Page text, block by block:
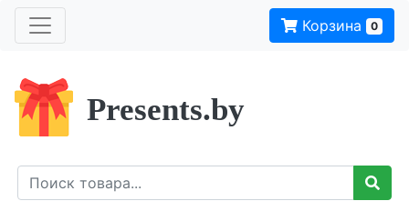
Корзина 0
Presents.by